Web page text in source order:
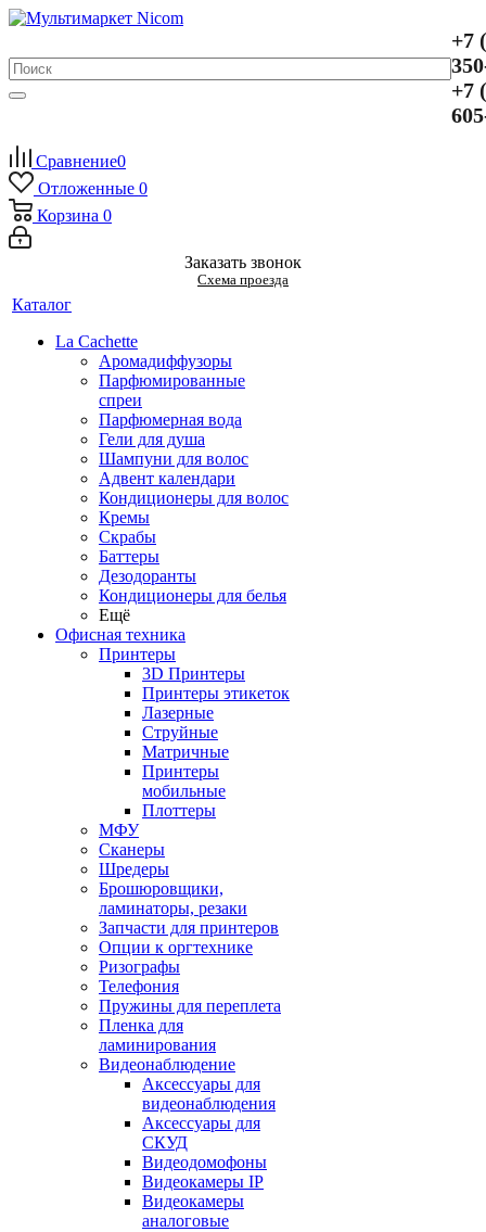
+7
+7
Сравнение0
Отложенные 0
Корзина 0
Заказать звонок
Схема проезда
Каталог
La Cachette
Аромадиффузоры
Парфюмированные
спреи
Парфюмерная вода
Гели для душа
Шампуни для волос
Адвент календари
Кондиционеры для волос
Кремы
Скрабы
Баттеры
Дезодоранты
Кондиционеры для белья
Ещё
Офисная техника
Принтеры
3D Принтеры
Принтеры этикеток
Лазерные
Струйные
Матричные
Принтеры
мобильные
Плоттеры
МФУ
Сканеры
Шредеры
Брошюровщики,
ламинаторы, резаки
Запчасти для принтеров
Опции к оргтехнике
Ризографы
Телефония
Пружины для переплета
Пленка для
ламинирования
Видеонаблюдение
Аксессуары для
видеонаблюдения
Аксессуары для
СКУД
Видеодомофоны
Видеокамеры IP
Видеокамеры
аналоговые